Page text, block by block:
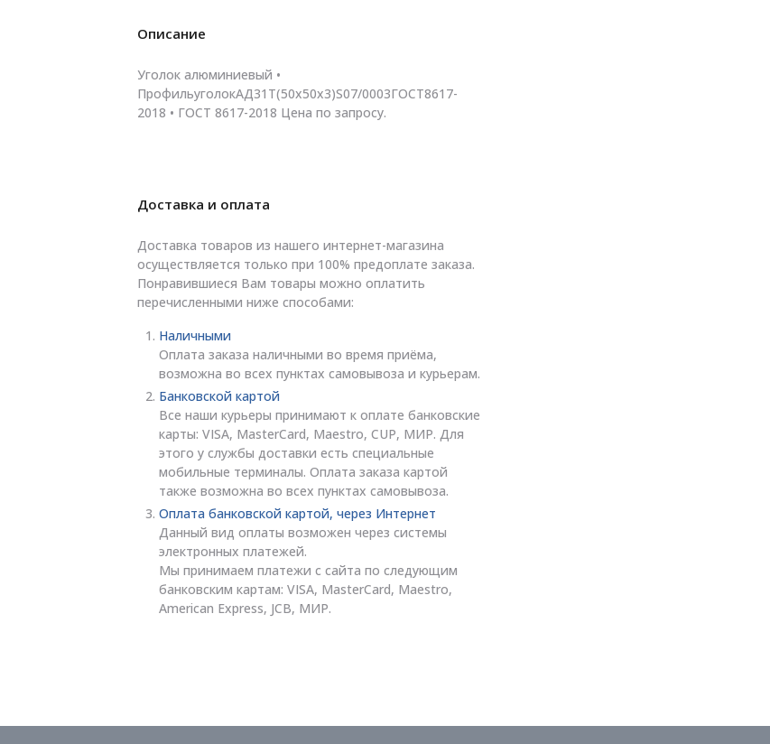
Описание
Уголок алюминиевый •
ПрофильуголокАД31Т(50х50х3)S07/0003ГОСТ8617-
2018 • ГОСТ 8617-2018 Цена по запросу.
Доставка и оплата
Доставка товаров из нашего интернет-магазина
осуществляется только при 100% предоплате заказа.
Понравившиеся Вам товары можно оплатить
перечисленными ниже способами:
Наличными
Оплата заказа наличными во время приёма,
возможна во всех пунктах самовывоза и курьерам.
Банковской картой
Все наши курьеры принимают к оплате банковские
карты: VISA, MasterCard, Maestro, CUP, МИР. Для
этого у службы доставки есть специальные
мобильные терминалы. Оплата заказа картой
также возможна во всех пунктах самовывоза.
Оплата банковской картой, через Интернет
Данный вид оплаты возможен через системы
электронных платежей.
Мы принимаем платежи с сайта по следующим
банковским картам: VISA, MasterCard, Maestro,
American Express, JCB, МИР.